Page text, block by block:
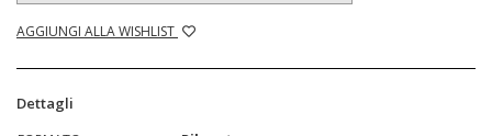
AGGIUNGI ALLA WISHLIST
Dettagli